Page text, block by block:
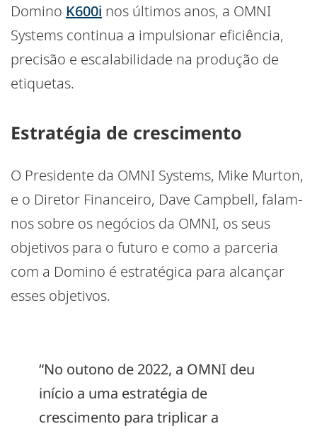
Domino K600i nos últimos anos, a OMNI
Systems continua a impulsionar eficiência,
precisão e escalabilidade na produção de
etiquetas.
Estratégia de crescimento
O Presidente da OMNI Systems, Mike Murton,
e o Diretor Financeiro, Dave Campbell, falam-
nos sobre os negócios da OMNI, os seus
objetivos para o futuro e como a parceria
com a Domino é estratégica para alcançar
esses objetivos.
“No outono de 2022, a OMNI deu
início a uma estratégia de
crescimento para triplicar a